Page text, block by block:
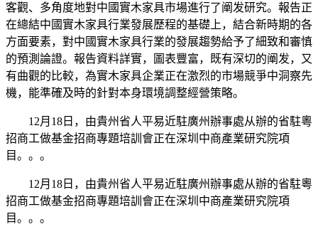
客觀、多角度地對中國實木家具市場進行了阐发研究。報告正
在總結中國實木家具行業發展歷程的基礎上，結合新時期的各
方面要素，對中國實木家具行業的發展趨勢給予了細致和審慎
的預測論證。報告資料詳實，圖表豐富，既有深切的阐发，又
有曲觀的比較，為實木家具企業正在激烈的市場競爭中洞察先
機，能準確及時的針對本身環境調整經營策略。
12月18日，由貴州省人平易近駐廣州辦事處从辦的省駐粵
招商工做基金招商專題培訓會正在深圳中商產業研究院項
目。。。
12月18日，由貴州省人平易近駐廣州辦事處从辦的省駐粵
招商工做基金招商專題培訓會正在深圳中商產業研究院項
目。。。